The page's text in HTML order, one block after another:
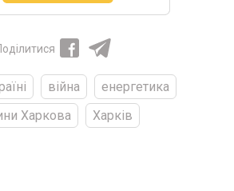
війна
енергетика
Харкова
Харків